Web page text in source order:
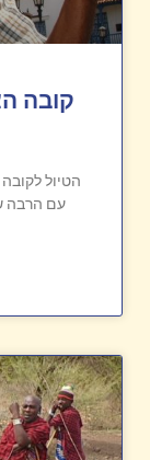
קובה
הטיול
עם הרבה